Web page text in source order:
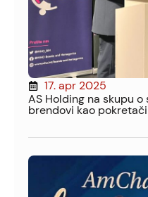
17. apr 2025
AS Holding na skupu
brendovi kao